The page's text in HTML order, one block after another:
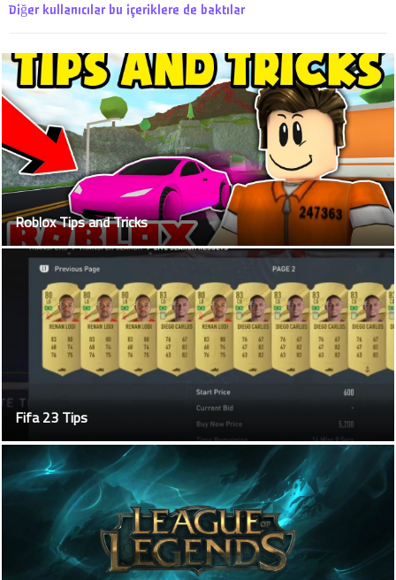
Diğer kullanıcılar bu içeriklere de baktılar
Roblox Tips and Tricks
Fifa 23 Tips